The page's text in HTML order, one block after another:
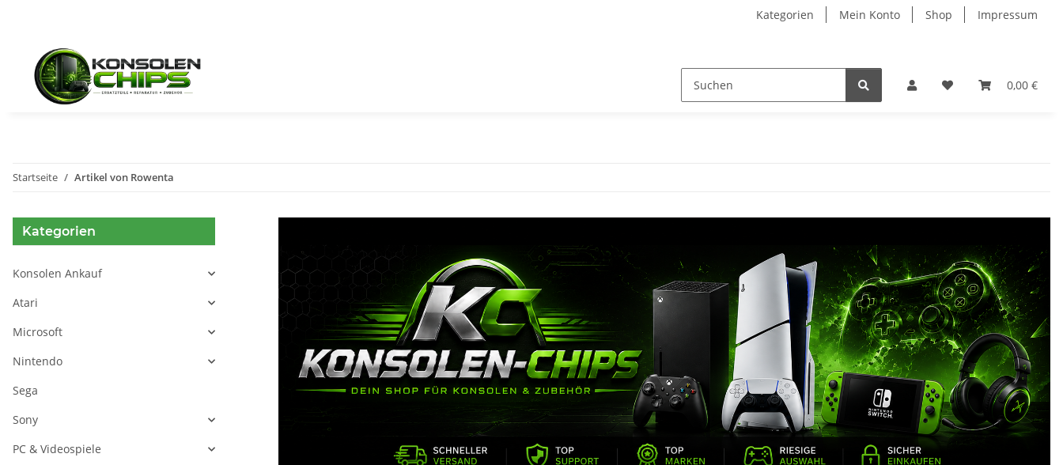
Kategorien Mein Konto Shop Impressum
0,00 €
Startseite Artikel von Rowenta
Kategorien
Konsolen Ankauf
Atari
Microsoft
Nintendo
Sega
Sony
PC & Videospiele